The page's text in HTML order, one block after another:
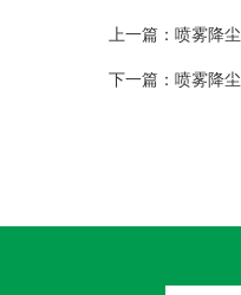
上一篇：喷雾降尘
下一篇：喷雾降尘